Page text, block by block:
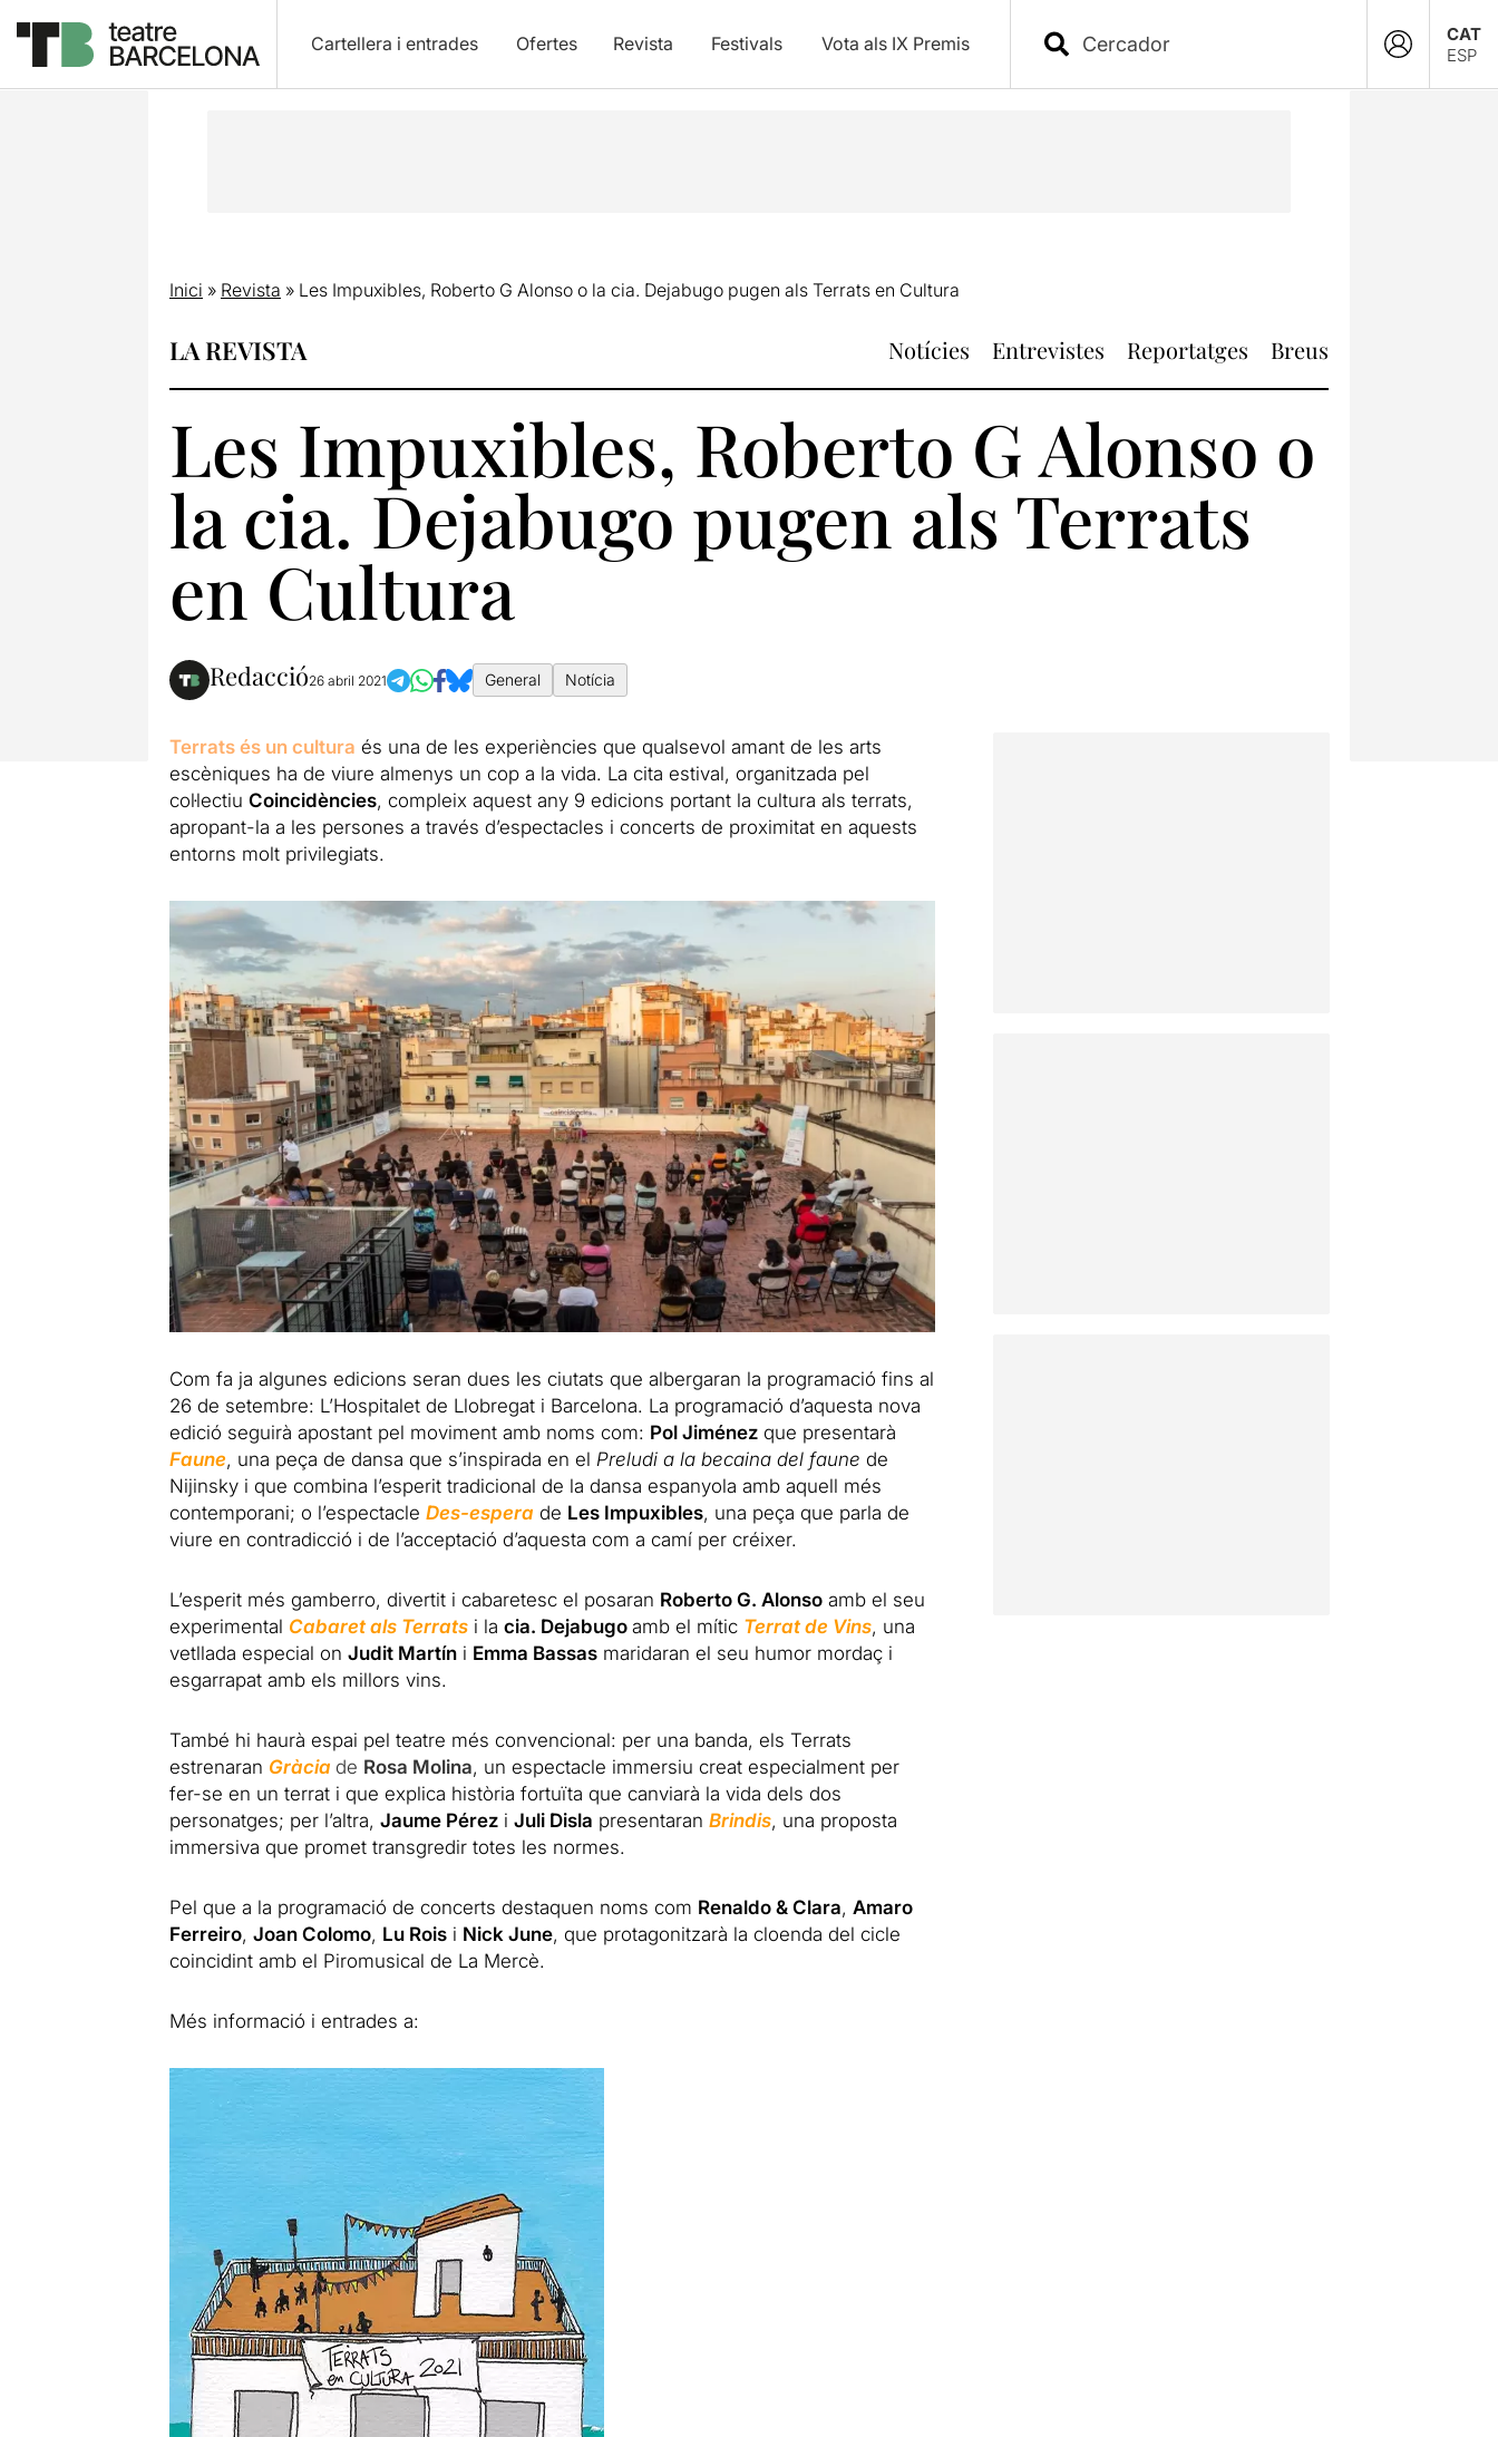
Cartellera i entrades Ofertes Revista Festivals Vota als IX Premis
CAT
ESP
Inici » Revista » Les Impuxibles, Roberto G Alonso o la cia. Dejabugo pugen als Terrats en Cultura
LA REVISTA Notícies Entrevistes Reportatges Breus
Les Impuxibles, Roberto G Alonso o
la cia. Dejabugo pugen als Terrats
en Cultura
Redacció26 abril 2021 General Notícia
Terrats és un cultura és una de les experiències que qualsevol amant de les arts
escèniques ha de viure almenys un cop a la vida. La cita estival, organitzada pel
col·lectiu Coincidències, compleix aquest any 9 edicions portant la cultura als terrats,
apropant-la a les persones a través d’espectacles i concerts de proximitat en aquests
entorns molt privilegiats.
Com fa ja algunes edicions seran dues les ciutats que albergaran la programació fins al
26 de setembre: L’Hospitalet de Llobregat i Barcelona. La programació d’aquesta nova
edició seguirà apostant pel moviment amb noms com: Pol Jiménezque presentarà
Faune, una peça de dansa que s’inspirada en el Preludi a la becaina del faune de
Nijinsky i que combina l’esperit tradicional de la dansa espanyola amb aquell més
contemporani; o l’espectacle Des-espera de Les Impuxibles, una peça que parla de
viure en contradicció i de l’acceptació d’aquesta com a camí per créixer.
L’esperit més gamberro, divertit i cabaretesc el posaran Roberto G. Alonsoamb el seu
experimental Cabaret als Terratsi la cia. Dejabugo amb el mític Terrat de Vins, una
vetllada especial on Judit Martíni Emma Bassasmaridaran el seu humor mordaç i
esgarrapat amb els millors vins.
També hi haurà espai pel teatre més convencional: per una banda, els Terrats
estrenaran Gràcia de Rosa Molina, un espectacle immersiu creat especialment per
fer-se en un terrat i que explica història fortuïta que canviarà la vida dels dos
personatges; per l’altra, Jaume Pérezi Juli Disla presentaran Brindis, una proposta
immersiva que promet transgredir totes les normes.
Pel que a la programació de concerts destaquen noms com Renaldo & Clara, Amaro
Ferreiro, Joan Colomo, Lu Roisi Nick June, que protagonitzarà la cloenda del cicle
coincidint amb el Piromusical de La Mercè.
Més informació i entrades a: